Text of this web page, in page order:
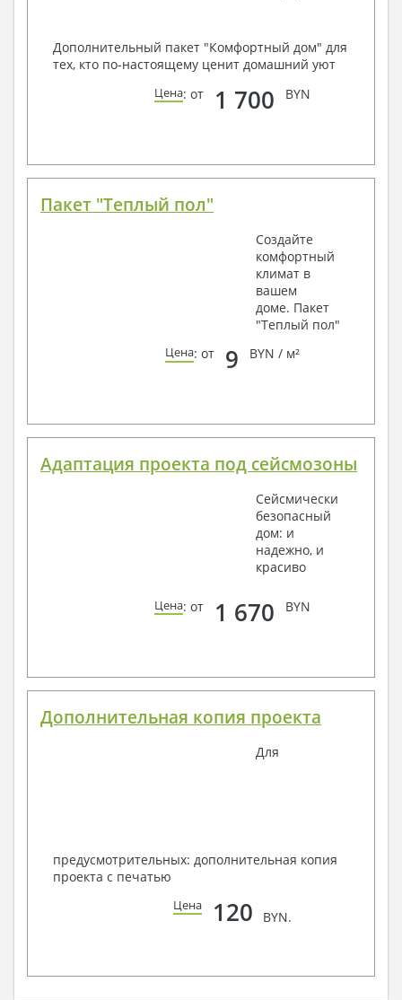
Дополнительный пакет "Комфортный дом" для
тех, кто по-настоящему ценит домашний уют
Цена: от 1 700 BYN
Пакет "Теплый пол"
Создайте
комфортный
климат в
вашем
доме. Пакет
"Теплый пол"
Цена: от 9 BYN / м²
Адаптация проекта под сейсмозоны
Сейсмически
безопасный
дом: и
надежно, и
красиво
Цена: от 1 670 BYN
Дополнительная копия проекта
Для
предусмотрительных: дополнительная копия
проекта с печатью
Цена 120 BYN.